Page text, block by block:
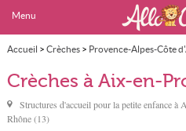
Menu
Accueil > Crèches> Provence-Alpes-Côte
Aix-en-Provence
Crèches à Aix-en-
Structures d'accueil pour la petite enfance à
Rhône (13)